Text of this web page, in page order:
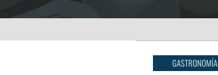
GASTRONOMÍA